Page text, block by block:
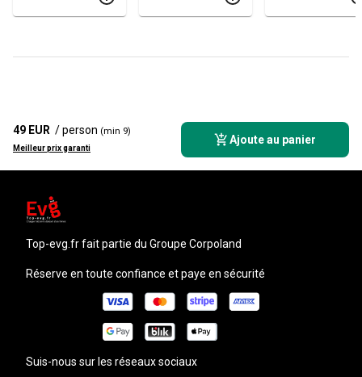
49 EUR / person (min 9)
Meilleur prix garanti
Ajoute au panier
top-evg.frfait partie du Groupe Corpoland
Réserve en toute confiance et paye en sécurité
Suis-nous sur les réseaux sociaux